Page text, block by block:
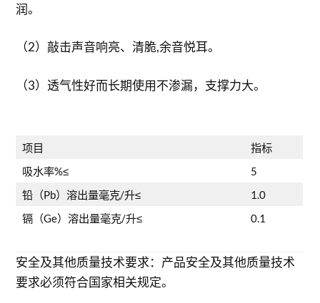
润。
（2）敲击声音响亮、清脆,余音悦耳。
（3）透气性好而长期使用不渗漏，支撑力大。
项目
指标
吸水率%≤
5
铅（Pb）溶出量毫克/升≤
1.0
镉（Ge）溶出量毫克/升≤
0.1
安全及其他质量技术要求：产品安全及其他质量技术
要求必须符合国家相关规定。